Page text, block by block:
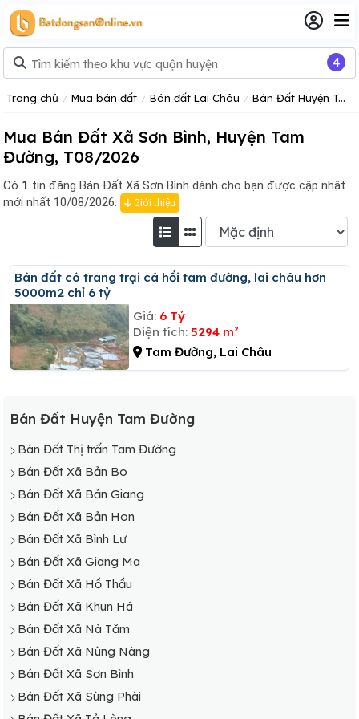
Trang chủ Mua bán đất Bán đất Lai Châu Bán Đất Huyện Tam Đường, Lai Châu
Mua Bán Đất Xã Sơn Bình, Huyện Tam
Đường, T08/2026
Có 1 tin đăng Bán Đất Xã Sơn Bình dành cho bạn được cập nhật
mới nhất 10/08/2026.
Giới thiệu
Bán đất có trang trại cá hồi tam đường, lai châu hơn
5000m2 chỉ 6 tỷ
Giá: 6 Tỷ
Diện tích: 5294 m²
Tam Đường, Lai Châu
Bán Đất Huyện Tam Đường
Bán Đất Thị trấn Tam Đường
Bán Đất Xã Bản Bo
Bán Đất Xã Bản Giang
Bán Đất Xã Bản Hon
Bán Đất Xã Bình Lư
Bán Đất Xã Giang Ma
Bán Đất Xã Hồ Thầu
Bán Đất Xã Khun Há
Bán Đất Xã Nà Tăm
Bán Đất Xã Nùng Nàng
Bán Đất Xã Sơn Bình
Bán Đất Xã Sùng Phài
4